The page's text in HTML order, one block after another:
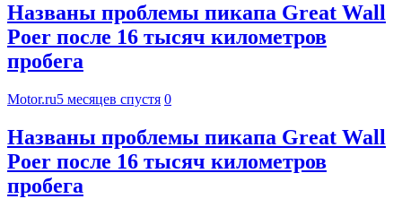
Названы проблемы пикапа Great Wall
Poer после 16 тысяч километров
пробега
Motor.ru5 месяцев спустя 0
Названы проблемы пикапа Great Wall
Poer после 16 тысяч километров
пробега